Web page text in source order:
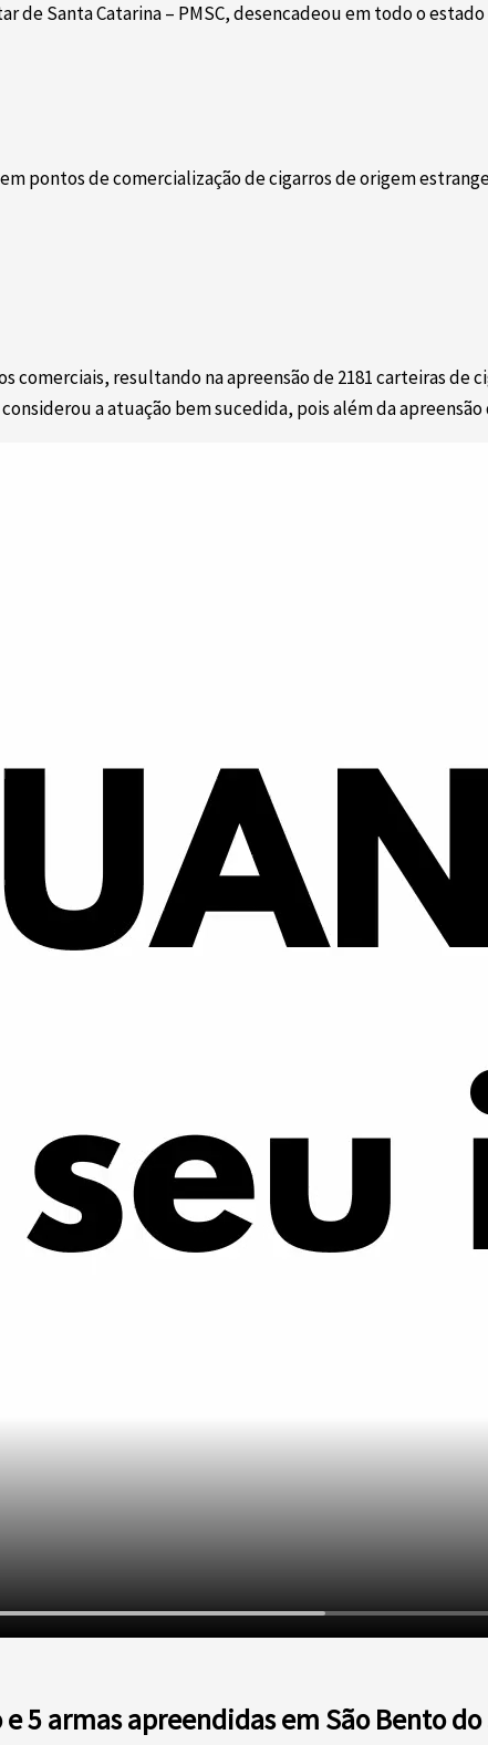
de Santa Catarina – PMSC, desencadeou em todo o
pontos de comercialização de cigarros de origem
resultando na apreensão de 2181 carteiras
a atuação bem sucedida, pois além da
5 armas apreendidas em São Bento do